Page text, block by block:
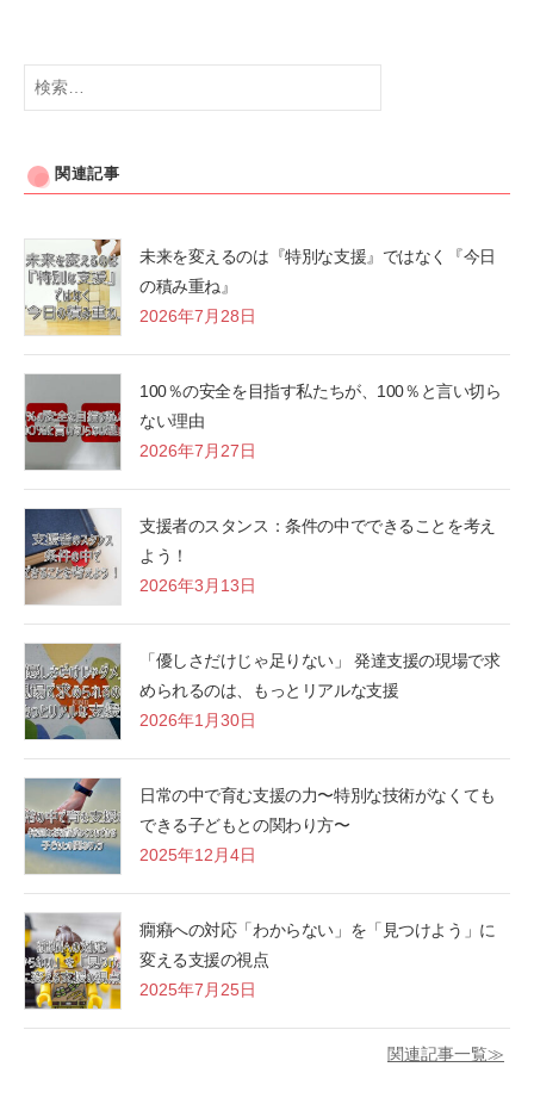
検
関連記事
未来を変えるのは『特別な支援』ではなく『今日
の積み重ね』
2026年7月28日
100％の安全を目指す私たちが、100％と言い切ら
ない理由
2026年7月27日
支援者のスタンス：条件の中でできることを考え
よう！
2026年3月13日
「優しさだけじゃ足りない」 発達支援の現場で求
められるのは、もっとリアルな支援
2026年1月30日
日常の中で育む支援の力〜特別な技術がなくても
できる子どもとの関わり方〜
2025年12月4日
癇癪への対応「わからない」を「見つけよう」に
変える支援の視点
2025年7月25日
関連記事一覧≫